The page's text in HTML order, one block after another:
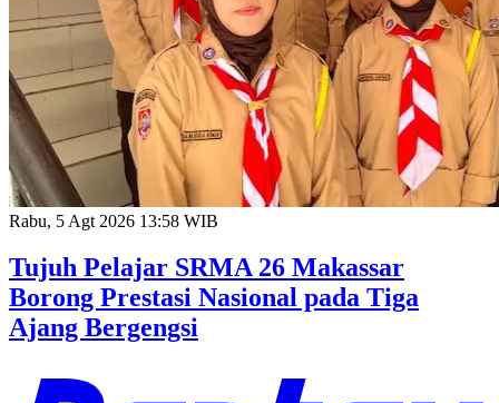
Rabu, 5 Agt 2026 13:58 WIB
Tujuh Pelajar SRMA 26 Makassar
Borong Prestasi Nasional pada Tiga
Ajang Bergengsi